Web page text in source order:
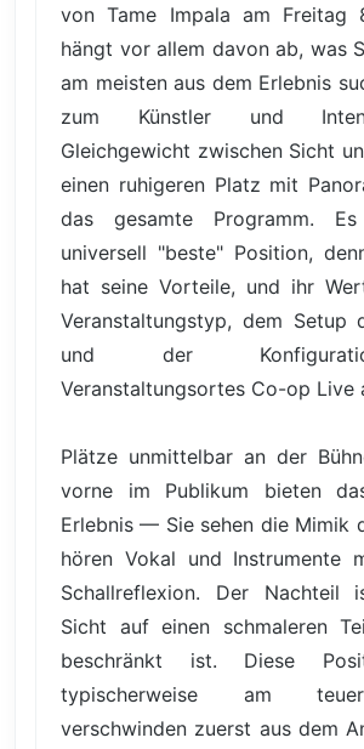
von Tame Impala am Freitag
hängt vor allem davon ab, was
am meisten aus dem Erlebnis
zum Künstler und
Gleichgewicht zwischen Sicht
einen ruhigeren Platz mit
das gesamte Programm.
universell "beste" Position,
hat seine Vorteile, und ihr
Veranstaltungstyp, dem Setup
und der
Veranstaltungsortes Co-op Live
Plätze unmittelbar an der
vorne im Publikum bieten
Erlebnis — Sie sehen die Mimik
hören Vokal und Instrumente
Schallreflexion. Der Nachteil
Sicht auf einen schmaleren
beschränkt ist. Diese
typischerweise am
verschwinden zuerst aus dem